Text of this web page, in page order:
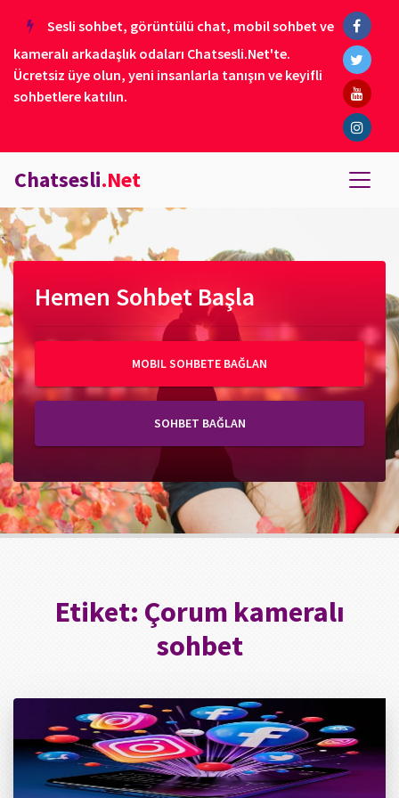
Sesli sohbet, görüntülü chat, mobil sohbet ve
kameralı arkadaşlık odaları Chatsesli.Net'te.
Ücretsiz üye olun, yeni insanlarla tanışın ve keyifli
sohbetlere katılın.
Chatsesli.Net
Hemen Sohbet Başla
MOBIL SOHBETE BAĞLAN
SOHBET BAĞLAN
Etiket: Çorum kameralı
sohbet